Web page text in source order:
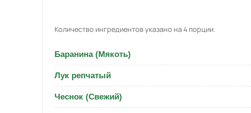
Количество ингредиентов указано на 4 порции.
Баранина (Мякоть)
Лук репчатый
Чеснок (Свежий)